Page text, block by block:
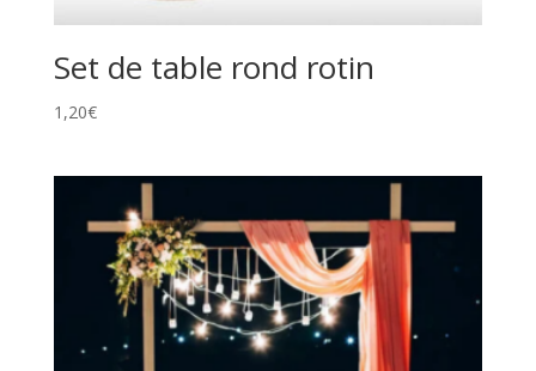
Set de table rond rotin
1,20€